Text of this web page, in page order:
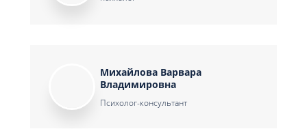
Михайлова Варвара
Владимировна
Психолог-консультант